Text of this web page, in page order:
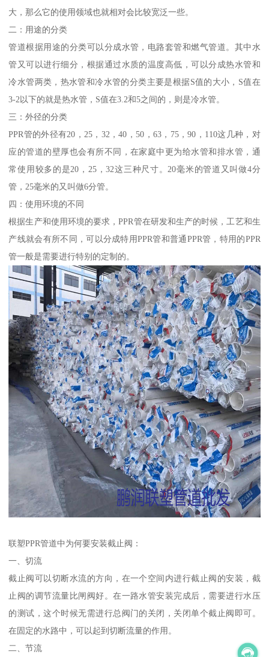
大，那么它的使用领域也就相对会比较宽泛一些。
二：用途的分类
管道根据用途的分类可以分成水管，电路套管和燃气管道。其中水
管又可以进行细分，根据通过水质的温度高低，可以分成热水管和
冷水管两类，热水管和冷水管的分类主要是根据S值的大小，S值在
3-2以下的就是热水管，S值在3.2和5之间的，则是冷水管。
三：外径的分类
PPR管的外径有20，25，32，40，50，63，75，90，110这几种，对
应的管道的壁厚也会有所不同，在家庭中更为给水管和排水管，通
常使用较多的是20，25，32这三种尺寸。20毫米的管道又叫做4分
管，25毫米的又叫做6分管。
四：使用环境的不同
根据生产和使用环境的要求，PPR管在研发和生产的时候，工艺和生
产线就会有所不同，可以分成特用PPR管和普通PPR管，特用的PPR
管一般是需要进行特别的定制的。
联塑PPR管道中为何要安装截止阀：
一、切流
截止阀可以切断水流的方向，在一个空间内进行截止阀的安装，截
止阀的调节流量比闸阀好。在一路水管安装完成后，需要进行水压
的测试，这个时候无需进行总阀门的关闭，关闭单个截止阀即可。
在固定的水路中，可以起到切断流量的作用。
二、节流